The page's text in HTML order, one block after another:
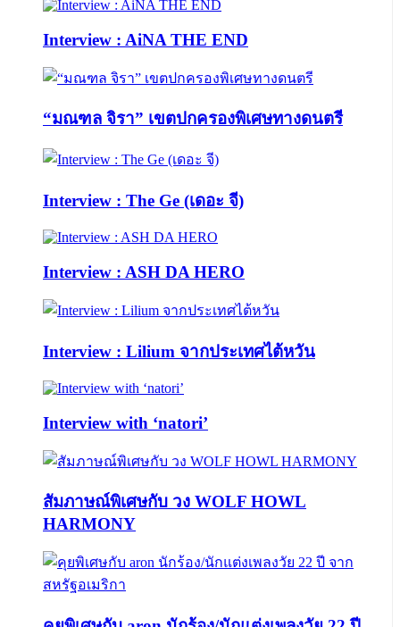
Interview : AiNA THE END
“มณฑล จิรา” เขตปกครองพิเศษทางดนตรี
Interview : The Ge (เดอะ จี)
Interview : ASH DA HERO
Interview : Lilium จากประเทศไต้หวัน
Interview with ‘natori’
สัมภาษณ์พิเศษกับ วง WOLF HOWL
HARMONY